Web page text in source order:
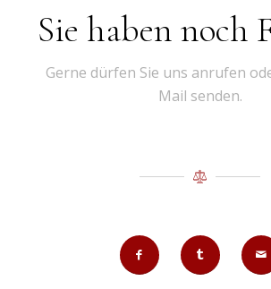
Sie haben noch
Gerne dürfen Sie uns anrufen
Mail senden.